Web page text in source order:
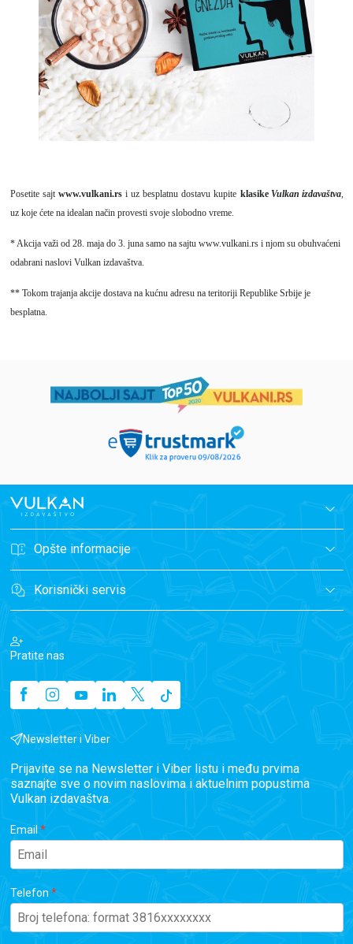
Posetite sajt www.vulkani.rsi uz besplatnu dostavu kupite klasike Vulkan izdavaštva,
uz koje ćete na idealan način provesti svoje slobodno vreme.
* Akcija važi od 28. maja do 3. juna samo na sajtu www.vulkani.rs i njom su obuhvaćeni
odabrani naslovi Vulkan izdavaštva.
** Tokom trajanja akcije dostava na kućnu adresu na teritoriji Republike Srbije je
besplatna.
Opšte informacije
Korisnički servis
Pratite nas
Newsletter i Viber
Prijavite se na Newsletter i Viber listu i među prvima
saznajte sve o novim naslovima i aktuelnim popustima
Vulkan izdavaštva.
Email
Telefon